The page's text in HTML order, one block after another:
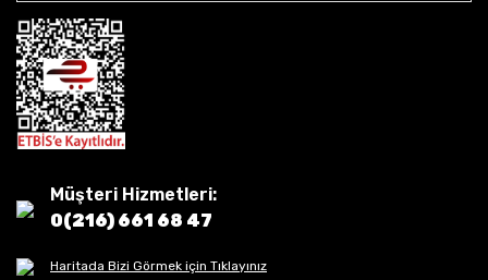
Müşteri Hizmetleri:
0(216) 661 68 47
Haritada Bizi Görmek için Tıklayınız